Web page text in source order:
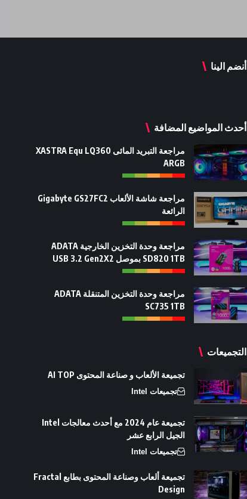
أنضم الينا
أحدث المواضيع المضافة
مراجعة التبريد المائى XASTRA Equ LQ360
ARGB
مراجعة شاشة الألعاب Gigabyte GS27FC2
الرائعة
مراجعة وحدة التخزين الخارجية ADATA
SD820 1TB بموصل USB 3.2 Gen2X2
مراجعة وحدة التخزين المتنقلة ADATA
SC735 1TB
التجميعات
تجميعة الألعاب و صناعة المحتوى AI TOP
تجميعات Intel
تجميعة عام 2024 مع أحدث معالجات Intel
الجيل الرابع عشر
تجميعات Intel
تجميعة ألعاب وصناعة المحتوى بطابع Fractal
Design